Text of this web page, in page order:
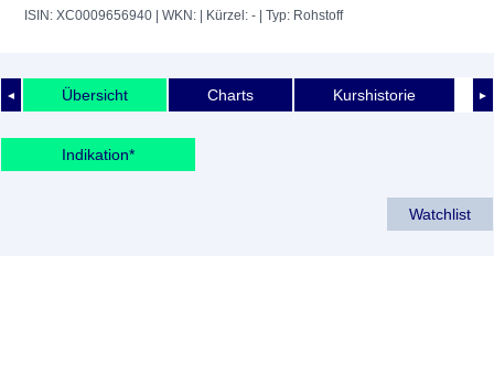
ISIN: XC0009656940 | WKN: | Kürzel: - | Typ: Rohstoff
◄ ►
Übersicht Charts Kurshistorie
Indikation*
Watchlist